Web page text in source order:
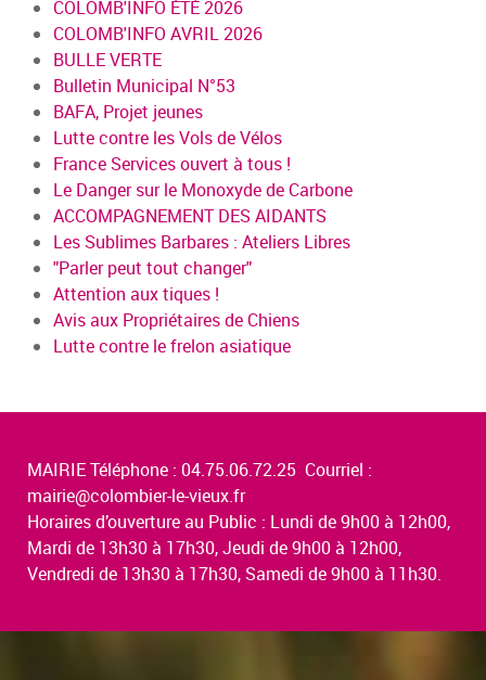
COLOMB'INFO ÉTÉ 2026
COLOMB'INFO AVRIL 2026
BULLE VERTE
Bulletin Municipal N°53
BAFA, Projet jeunes
Lutte contre les Vols de Vélos
France Services ouvert à tous !
Le Danger sur le Monoxyde de Carbone
ACCOMPAGNEMENT DES AIDANTS
Les Sublimes Barbares : Ateliers Libres
"Parler peut tout changer"
Attention aux tiques !
Avis aux Propriétaires de Chiens
Lutte contre le frelon asiatique
MAIRIE Téléphone : 04.75.06.72.25 Courriel :
mairie@colombier-le-vieux.fr
Horaires d’ouverture au Public : Lundi de 9h00 à 12h00,
Mardi de 13h30 à 17h30, Jeudi de 9h00 à 12h00,
Vendredi de 13h30 à 17h30, Samedi de 9h00 à 11h30.